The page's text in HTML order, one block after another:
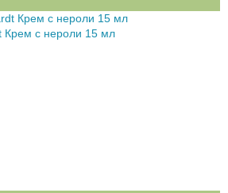
Крем с нероли 15 мл